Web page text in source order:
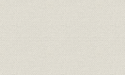
死亡保険料表(利益分配付) 保険
金一千円ニ付